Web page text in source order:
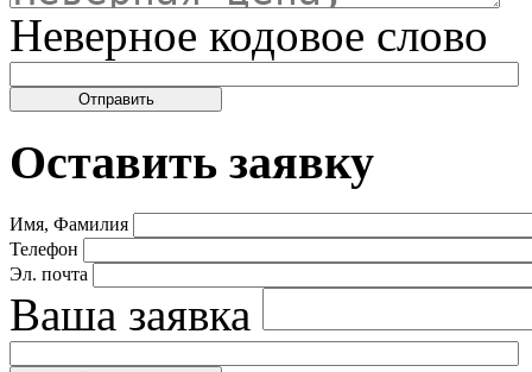
Неверное кодовое слово
Оставить заявку
Имя, Фамилия
Телефон
Эл. почта
Ваша заявка